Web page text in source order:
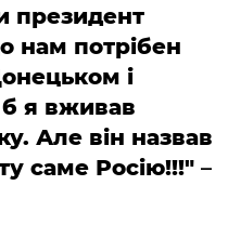
президент
нам потрібен
і
б я вживав
Але він назвав
саме Росію!!!" –